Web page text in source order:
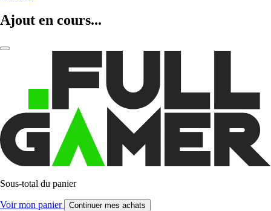
Ajout en cours...
Sous-total du panier
Voir mon panier Continuer mes achats